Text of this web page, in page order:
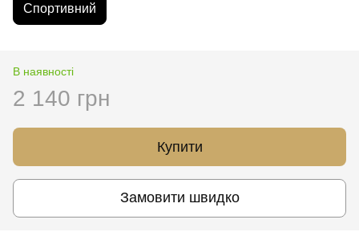
Спортивний
В наявності
2 140 грн
Купити
Замовити швидко